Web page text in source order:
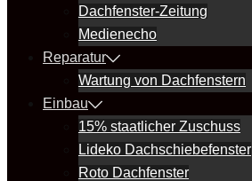
Dachfenster-Zeitung
Medienecho
Reparatur
Wartung von Dachfenstern
Einbau
15% staatlicher Zuschuss
Lideko Dachschiebefenster
Roto Dachfenster